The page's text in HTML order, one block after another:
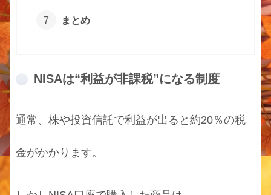
まとめ
NISAは“利益が非課税”になる制度
通常、株や投資信託で利益が出ると約20％の税
金がかかります。